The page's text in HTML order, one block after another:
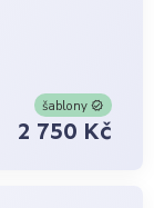
šablony
2 750 Kč